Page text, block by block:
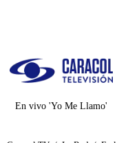
En vivo 'Yo Me Llamo'